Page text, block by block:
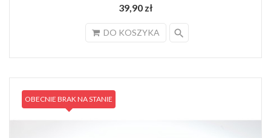
39,90 zł
DO KOSZYKA search
OBECNIE BRAK NA STANIE